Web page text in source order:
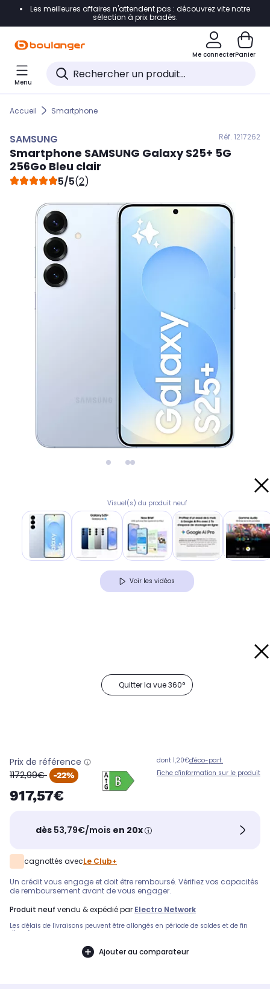
Accéder directement à la navigation
Accéder directement au pied de page
Accéder directement au chatbot
Les meilleures affaires n'attendent pas : découvrez vite notre
sélection à prix bradés.
Me connecterPanier
Menu
Accueil Smartphone
SAMSUNG Réf. 1217262
Smartphone SAMSUNG Galaxy S25+ 5G
256Go Bleu clair
5/5(2)
Visuel(s) du produit neuf
Voir les vidéos
Quitter la vue 360°
Prix de référence
oldPrice
1172,99€ -22%
917,57€
dont 1,20€d'éco-part.
Fiche d'information sur le produit
dès 53,79€/mois en 20x
cagnottés avecLe Club+
Un crédit vous engage et doit être remboursé. Vérifiez vos capacités
de remboursement avant de vous engager.
produit neuf vendu & expédié par Electro Network
Les délais de livraisons peuvent être allongés en période de soldes et de fin
d'année.
Ajouter au comparateur